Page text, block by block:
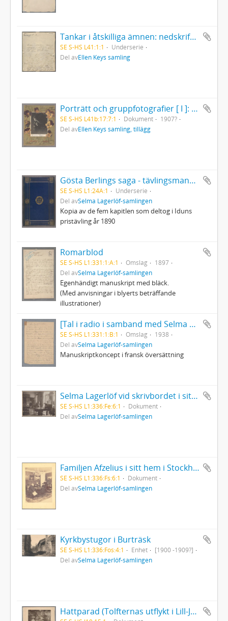
Tankar i åtskilliga ämnen: nedskrifna omedelbarligen efter ögonblickets ingifvelse, endast för att blifva af med dem. Skrifna under de sista 3 åren, men här inskrifna våren 1868... .
SE S-HS L41:1:1
Underserie
Del avEllen Keys samling
Porträtt och gruppfotografier [ I ]: Eleonora Duse
SE S-HS L41b:17:7:1 Dokument
1907?
Del avEllen Keys samling, tillägg
Gösta Berlings saga - tävlingsmanuskriptet
SE S-HS L1:24A:1
Underserie
Del avSelma Lagerlöf-samlingen
Kopia av de fem kapitlen som deltog i Iduns
pristävling år 1890
Romarblod
SE S-HS L1:331:1:A:1 Omslag
1897
Del avSelma Lagerlöf-samlingen
Egenhändigt manuskript med bläck.
(Med anvisningar i blyerts beträffande
illustrationer)
[Tal i radio i samband med Selma Lagerlöfs 80-årsdag]
SE S-HS L1:331:1:B:1 Omslag
1938
Del avSelma Lagerlöf-samlingen
Manuskriptkoncept i fransk översättning
Selma Lagerlöf vid skrivbordet i sitt arbetsrum i Centralpalatset i Falun
SE S-HS L1:336:Fe:6:1
Dokument
Del avSelma Lagerlöf-samlingen
Familjen Afzelius i sitt hem i Stockholm
SE S-HS L1:336:Fs:6:1
Dokument
Del avSelma Lagerlöf-samlingen
Kyrkbystugor i Burträsk
SE S-HS L1:336:Fos:4:1 Enhet
[1900 -1909?]
Del avSelma Lagerlöf-samlingen
Hattparad (Tolfternas utflykt i Lill-Jansskogen